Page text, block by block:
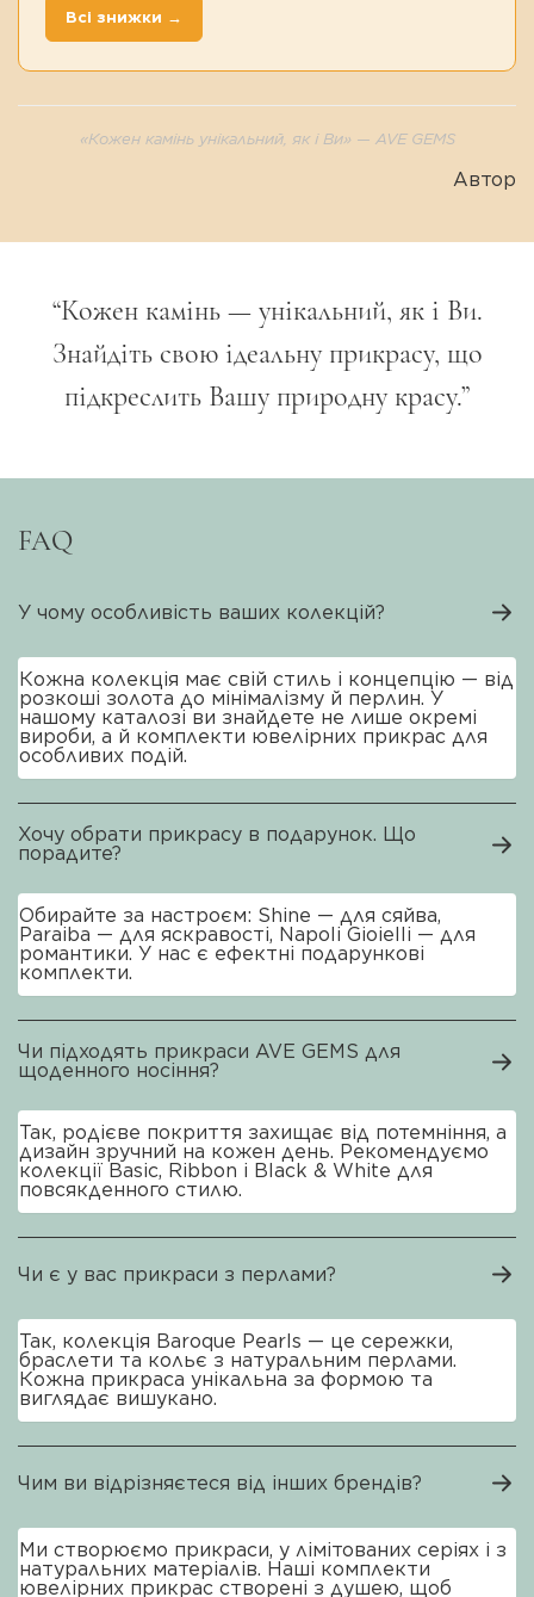
Всі знижки →
«Кожен камінь унікальний, як і Ви» — AVE GEMS
Автор
“Кожен камінь — унікальний, як і Ви.
Знайдіть свою ідеальну прикрасу, що
підкреслить Вашу природну красу.”
FAQ
У чому особливість ваших колекцій?
Кожна колекція має свій стиль і концепцію — від
розкоші золота до мінімалізму й перлин. У
нашому каталозі ви знайдете не лише окремі
вироби, а й комплекти ювелірних прикрас для
особливих подій.
Хочу обрати прикрасу в подарунок. Що
порадите?
Обирайте за настроєм: Shine — для сяйва,
Paraiba — для яскравості, Napoli Gioielli — для
романтики. У нас є ефектні подарункові
комплекти.
Чи підходять прикраси AVE GEMS для
щоденного носіння?
Так, родієве покриття захищає від потемніння, а
дизайн зручний на кожен день. Рекомендуємо
колекції Basic, Ribbon і Black & White для
повсякденного стилю.
Чи є у вас прикраси з перлами?
Так, колекція Baroque Pearls — це сережки,
браслети та кольє з натуральним перлами.
Кожна прикраса унікальна за формою та
виглядає вишукано.
Чим ви відрізняєтеся від інших брендів?
Ми створюємо прикраси, у лімітованих серіях і з
натуральних матеріалів. Наші комплекти
ювелірних прикрас створені з душею, щоб